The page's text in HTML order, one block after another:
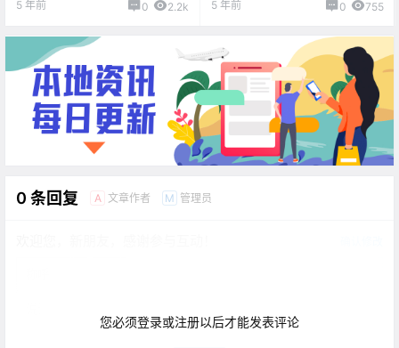
5 年前 0 2.2k 5 年前 0 755
0 条回复 A 文章作者 M 管理员
您必须登录或注册以后才能发表评论